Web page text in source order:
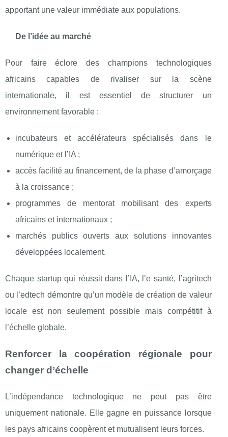
apportant une valeur immédiate aux populations.
De l’idée au marché
Pour faire éclore des champions technologiques
africains capables de rivaliser sur la scène
internationale, il est essentiel de structurer un
environnement favorable :
incubateurs et accélérateurs spécialisés dans le
numérique et l’IA ;
accès facilité au financement, de la phase d’amorçage
à la croissance ;
programmes de mentorat mobilisant des experts
africains et internationaux ;
marchés publics ouverts aux solutions innovantes
développées localement.
Chaque startup qui réussit dans l’IA, l’e santé, l’agritech
ou l’edtech démontre qu’un modèle de création de valeur
locale est non seulement possible mais compétitif à
l’échelle globale.
Renforcer la coopération régionale pour
changer d’échelle
L’indépendance technologique ne peut pas être
uniquement nationale. Elle gagne en puissance lorsque
les pays africains coopèrent et mutualisent leurs forces.